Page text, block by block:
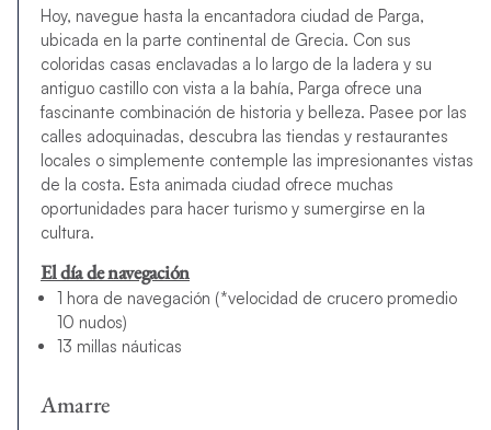
Hoy, navegue hasta la encantadora ciudad de Parga,
ubicada en la parte continental de Grecia. Con sus
coloridas casas enclavadas a lo largo de la ladera y su
antiguo castillo con vista a la bahía, Parga ofrece una
fascinante combinación de historia y belleza. Pasee por las
calles adoquinadas, descubra las tiendas y restaurantes
locales o simplemente contemple las impresionantes vistas
de la costa. Esta animada ciudad ofrece muchas
oportunidades para hacer turismo y sumergirse en la
cultura.
El día de navegación
1 hora de navegación (*velocidad de crucero promedio
10 nudos)
13 millas náuticas
Amarre